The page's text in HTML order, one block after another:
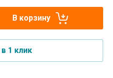
В корзину
1 клик